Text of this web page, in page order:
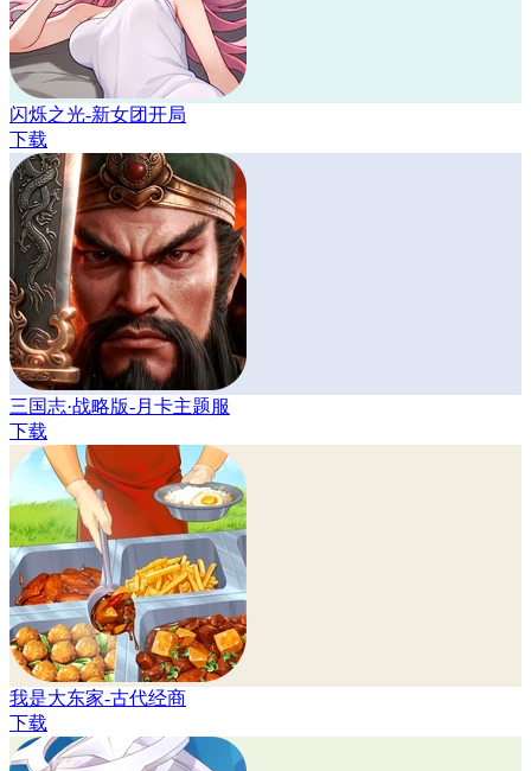
闪烁之光-新女团开局
下载
三国志·战略版-月卡主题服
下载
我是大东家-古代经商
下载